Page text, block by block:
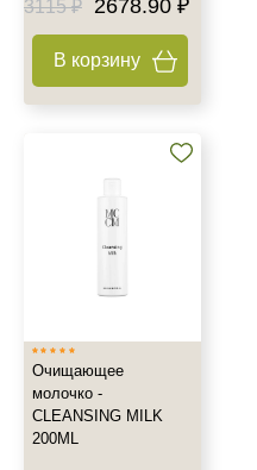
3115 ₽
2678.90 ₽
В корзину
Очищающее
молочко -
CLEANSING MILK
200ML
09-89